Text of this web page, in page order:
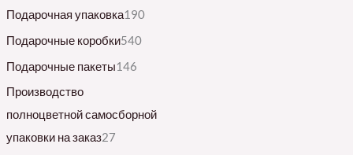
Подарочная упаковка190
Подарочные коробки540
Подарочные пакеты146
Производство
полноцветной самосборной
упаковки на заказ27